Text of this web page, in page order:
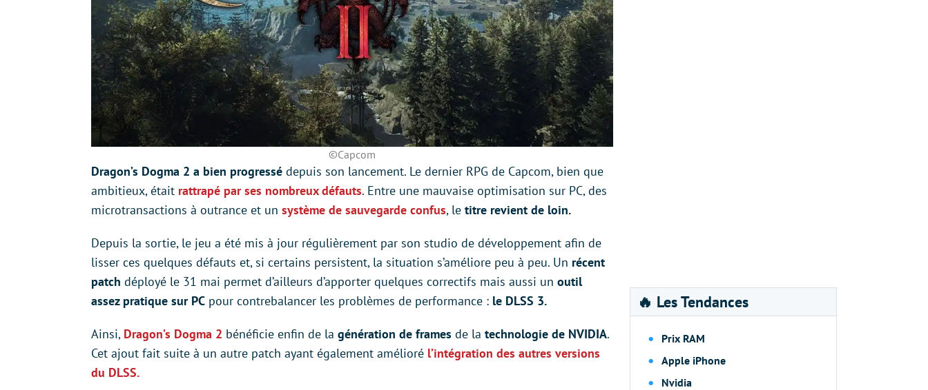
©Capcom
Dragon’s Dogma 2 a bien progressé depuis son lancement. Le dernier RPG de Capcom, bien que
ambitieux, était rattrapé par ses nombreux défauts. Entre une mauvaise optimisation sur PC, des
microtransactions à outrance et un système de sauvegarde confus, le titre revient de loin.
Depuis la sortie, le jeu a été mis à jour régulièrement par son studio de développement afin de
lisser ces quelques défauts et, si certains persistent, la situation s’améliore peu à peu. Un récent
patch déployé le 31 mai permet d’ailleurs d’apporter quelques correctifs mais aussi un outil
assez pratique sur PC pour contrebalancer les problèmes de performance : le DLSS 3.
Ainsi, Dragon’s Dogma 2 bénéficie enfin de la génération de frames de la technologie de NVIDIA.
Cet ajout fait suite à un autre patch ayant également amélioré l’intégration des autres versions
du DLSS.
🔥 Les Tendances
Prix RAM
Apple iPhone
Nvidia